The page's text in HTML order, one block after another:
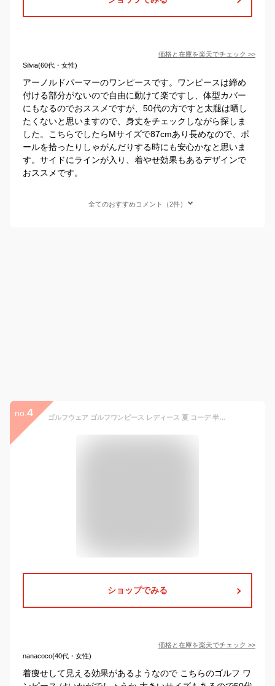
価格と在庫を楽天でチェック >>
Silvia(60代・女性)
アーノルドパーマーのワンピースです。ワンピースは締め
付ける部分がないので自由に動けて楽ですし、体型カバー
にもなるのでおススメですが、50代の方ですと太腿は晒し
たくないと思いますので、身丈をチェックしながら探しま
した。こちらでしたらMサイズで87cmあり長めなので、ボ
ールを拾ったりしゃがんだりする時にも安心かなと思いま
す。サイドにラインが入り、着やせ効果もあるデザインで
おススメです。
全てのおすすめコメント（2件）
no. 4 ゴルフウェア ゴルフワンピース レディース 夏 コーデ 半袖 着痩せ ワンピース きれいめ Aライン 女性用 カジュアル 通気 スポーツ 運動 20代 30代 40代 50代 大きいサイズあり フレア 可愛い おしゃれ golf テニスワンピース プレゼント polo 無地
ショップでみる
価格と在庫を楽天でチェック >>
nanacoco(40代・女性)
着痩せして見える効果があるようなので こちらのゴルフ ワ